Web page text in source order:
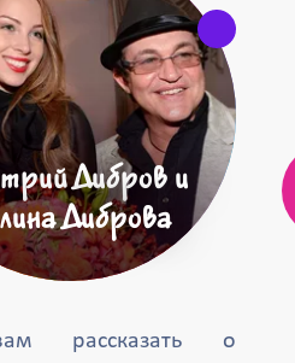
Дибров и
Диброва
рассказать о